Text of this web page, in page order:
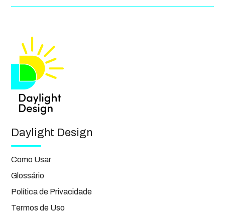
Daylight Design
Como Usar
Glossário
Política de Privacidade
Termos de Uso